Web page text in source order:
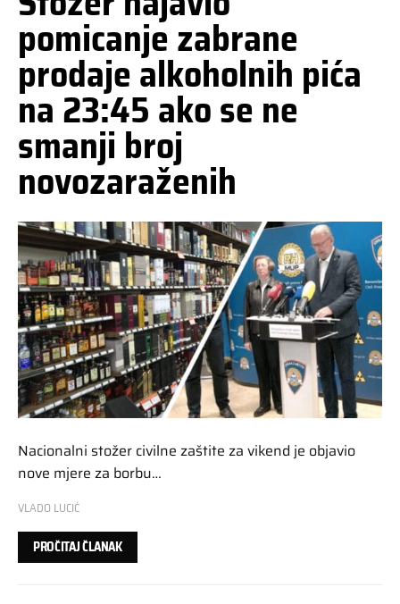
pomicanje zabrane
prodaje alkoholnih pića
na 23:45 ako se ne
smanji broj
novozaraženih
Nacionalni stožer civilne zaštite za vikend je objavio
nove mjere za borbu…
VLADO LUCIĆ
PROČITAJ ČLANAK